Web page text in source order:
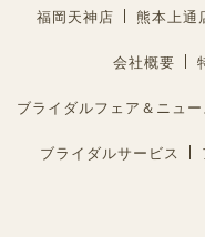
福岡天神店 熊本上通
会社概要
ブライダルフェア＆ニュー
ブライダルサービス